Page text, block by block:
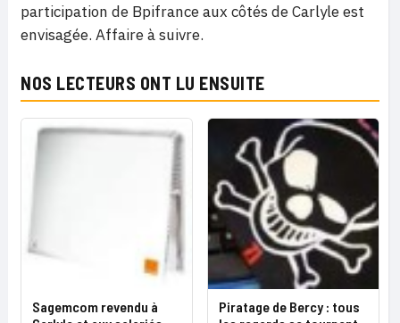
participation de Bpifrance aux côtés de Carlyle est
envisagée. Affaire à suivre.
NOS LECTEURS ONT LU ENSUITE
Sagemcom revendu à
Piratage de Bercy : tous